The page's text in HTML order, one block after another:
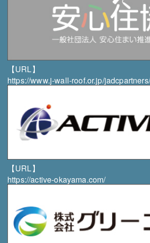
には異議なく速やかに対応します。
・個人情報の取扱いにつきましてご意
ざいましたら、当社までご連絡下さい
申し上げます。
組織・体制
・当社は、個人情報保護責任者を任命
適正な管理を実施します。
管理方法についての研修を実施し、日
個人情報の適正な取扱いを徹底します。
・当社は、サービス品質向上のため、
す。
お問い合わせ先
〒003-0831 北海道札幌市白石区北郷1条
TEL／FAX
011-879-5001／011-351-1969
【URL】
https://www.j-wall-roof.or.jp/jadcpartners/
【URL】
https://active-okayama.com/